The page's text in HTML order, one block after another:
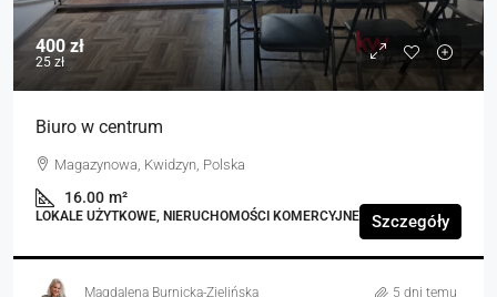
400 zł
25 zł
Biuro w centrum
Magazynowa, Kwidzyn, Polska
16.00 m²
LOKALE UŻYTKOWE, NIERUCHOMOŚCI KOMERCYJNE Szczegóły
Magdalena Burnicka-Zielińska 5 dni temu